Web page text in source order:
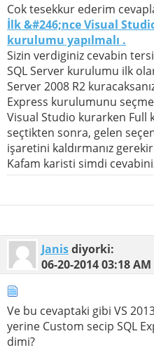
Cok tesekkur ederim
İlk &#246;nce Visual
kurulumu yapılmalı .
Sizin verdiginiz cevabin
SQL Server kurulumu ilk
Server 2008 R2
Express kurulumunu
Visual Studio kurarken Full
seçtikten sonra, gelen
işaretini kaldırmanız
Kafam karisti simdi
Janisdiyorki:
06-20-201403:18 AM
Ve bu cevaptaki gibi VS
yerine Custom secip SQL
dimi?